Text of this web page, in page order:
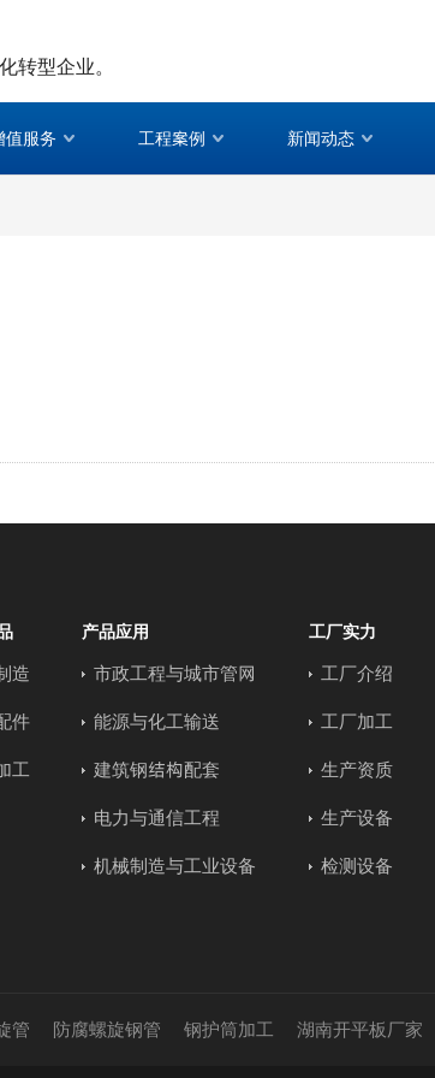
转型企业。
值服务 工程案例 新闻动态
造
件
工
产品应用
市政工程与城市管网
能源与化工输送
建筑钢结构配套
电力与通信工程
机械制造与工业设备
工厂实力
工厂介绍
工厂加工
生产资质
生产设备
检测设备
管 防腐螺旋钢管 钢护筒加工 湖南开平板厂家